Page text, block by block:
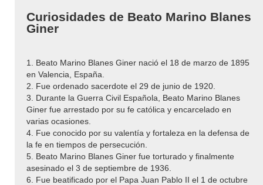
Curiosidades de Beato Marino Blanes
Giner
1. Beato Marino Blanes Giner nació el 18 de marzo de 1895
en Valencia, España.
2. Fue ordenado sacerdote el 29 de junio de 1920.
3. Durante la Guerra Civil Española, Beato Marino Blanes
Giner fue arrestado por su fe católica y encarcelado en
varias ocasiones.
4. Fue conocido por su valentía y fortaleza en la defensa de
la fe en tiempos de persecución.
5. Beato Marino Blanes Giner fue torturado y finalmente
asesinado el 3 de septiembre de 1936.
6. Fue beatificado por el Papa Juan Pablo II el 1 de octubre